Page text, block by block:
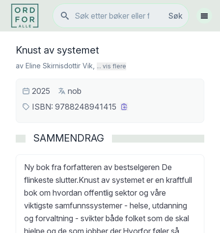
Søk
Søk
Vis
Knust av systemet
av Eline Skirnisdottir Vik ... vis flere
2025
nob
ISBN: 9788248941415
SAMMENDRAG
Ny bok fra forfatteren av bestselgeren De
flinkeste slutter.Knust av systemet er en kraftfull
bok om hvordan offentlig sektor og våre
viktigste samfunnssystemer - helse, utdanning
og forvaltning - svikter både folket som de skal
hjelpe og de som jobber der.Hvorfor føler så